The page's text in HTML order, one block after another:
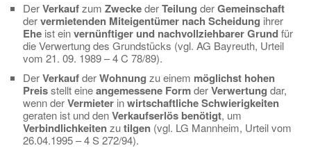
DerVerkaufzum ZweckederTeilung derGemeinschaft
dervermietenden Miteigentümer nach Scheidung ihrer
Ehe ist einvernünftiger und nachvollziehbarer Grundfür
die Verwertung des Grundstücks (vgl. AG Bayreuth, Urteil
vom 21. 09. 1989 – 4 C 78/89).
DerVerkaufderWohnung zu einem möglichst hohen
Preisstellt eineangemessene FormderVerwertung dar,
wenn derVermieter inwirtschaftliche Schwierigkeiten
geraten ist und denVerkaufserlös benötigt, um
Verbindlichkeitenzutilgen (vgl. LG Mannheim, Urteil vom
26.04.1995 – 4 S 272/94).